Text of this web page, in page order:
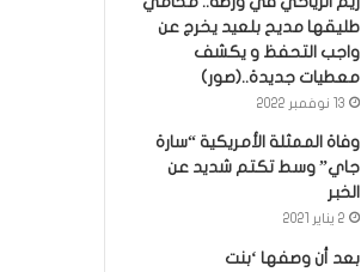
طليقها مديح بلعيد يخرج عن
واجب التحفظ و يكشف
معطيات جديدة..(صور)
13 نوفمبر 2022
وفاة الممثلة الأمريكية “سارة
جاي” وسط تكتم شديد عن
الخبر
2 يناير 2021
بعد أن وصفها ‘بنت